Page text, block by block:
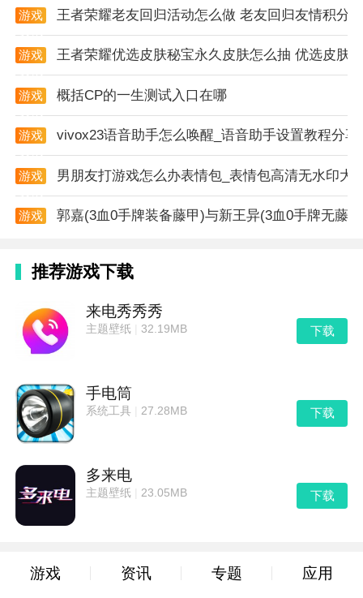
游戏
王者荣耀老友回归活动怎么做 老友回归友情积分
游戏
王者荣耀优选皮肤秘宝永久皮肤怎么抽 优选皮肤
游戏
概括CP的一生测试入口在哪
游戏
vivox23语音助手怎么唤醒_语音助手设置教程分享
游戏
男朋友打游戏怎么办表情包_表情包高清无水印大
游戏
郭嘉(3血0手牌装备藤甲)与新王异(3血0手牌无藤
推荐游戏下载
来电秀秀秀
主题壁纸| 32.19MB 下载
手电筒
系统工具| 27.28MB 下载
多来电
主题壁纸| 23.05MB 下载
游戏 资讯 专题 应用